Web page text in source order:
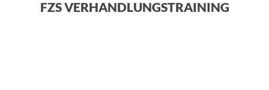
FZS VERHANDLUNGSTRAINING